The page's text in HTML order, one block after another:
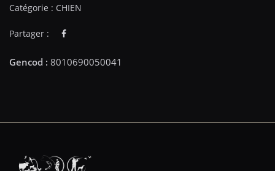
Catégorie : CHIEN
Partager :